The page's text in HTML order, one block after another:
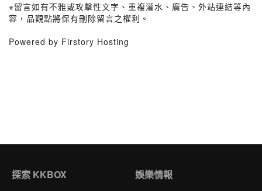
※留言如有不雅或攻擊性文字、重複灌水、廣告、外站連結等內
容，品觀點將保有刪除留言之權利。
Powered by Firstory Hosting
探索 KKBOX 娛樂情報